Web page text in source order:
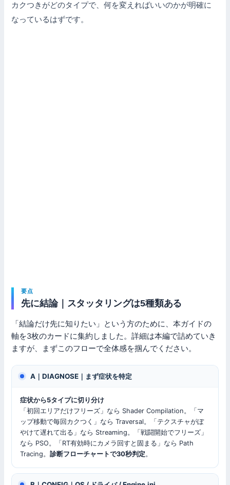
カクつきがどのタイプで、何を変えればいいのかが明確に
なっているはずです。
要点
先に結論｜スタッタリングは5種類ある
「結論だけ先に知りたい」という方のために、本ガイドの
軸を3枚のカードに集約しました。詳細は本編で詰めていき
ますが、まずこのフローで全体感を掴んでください。
A｜DIAGNOSE｜まず症状を特定
症状から5タイプに切り分け
「初回エリアだけフリーズ」なら Shader Compilation。「マ
ップ移動で毎回カクつく」なら Traversal。「テクスチャがぼ
やけて遅れて出る」なら Streaming。「戦闘開始でフリーズ」
なら PSO。「RT有効時にカメラ回すと固まる」なら Path
Tracing。診断フローチャートで30秒判定。